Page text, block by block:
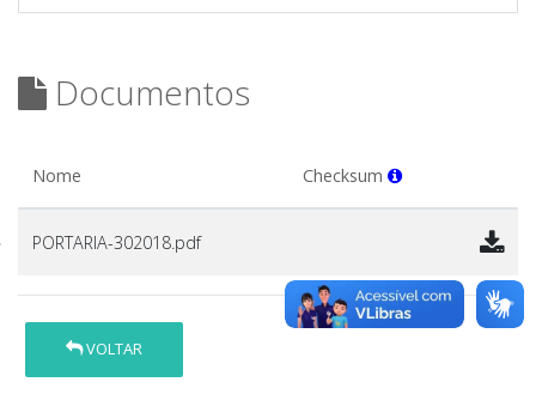
Documentos
Nome Checksum
PORTARIA-302018.pdf
VOLTAR